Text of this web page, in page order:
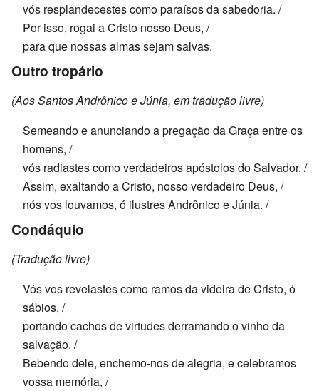
vós resplandecestes como paraísos da sabedoria. /
Por isso, rogai a Cristo nosso Deus, /
para que nossas almas sejam salvas.
Outro tropário
(Aos Santos Andrônico e Júnia, em tradução livre)
Semeando e anunciando a pregação da Graça entre os
homens, /
vós radiastes como verdadeiros apóstolos do Salvador. /
Assim, exaltando a Cristo, nosso verdadeiro Deus, /
nós vos louvamos, ó ilustres Andrônico e Júnia. /
Condáquio
(Tradução livre)
Vós vos revelastes como ramos da videira de Cristo, ó
sábios, /
portando cachos de virtudes derramando o vinho da
salvação. /
Bebendo dele, enchemo-nos de alegria, e celebramos
vossa memória, /